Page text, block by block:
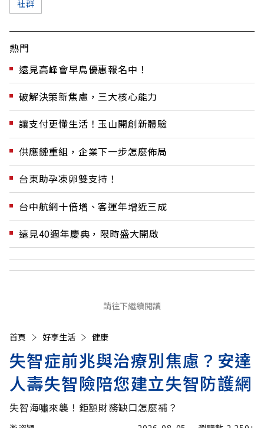
社群
熱門
遠見高峰會早鳥優惠報名中！
破解決策新焦慮，三大核心能力
讓支付更懂生活！玉山開創新體驗
供應鏈重組，企業下一步怎麼佈局
台東助孕凍卵雙支持！
台中航網十倍增、客運年增近三成
遠見40週年慶典，限時盛大開啟
請往下繼續閱讀
首頁 好享生活 健康
失智症前兆與治療別焦慮？安達
人壽失智險陪您建立失智防護網
失智海嘯來襲！鉅額財務缺口怎麼補？